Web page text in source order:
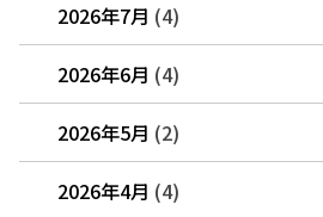
2026年7月 (4)
2026年6月 (4)
2026年5月 (2)
2026年4月 (4)